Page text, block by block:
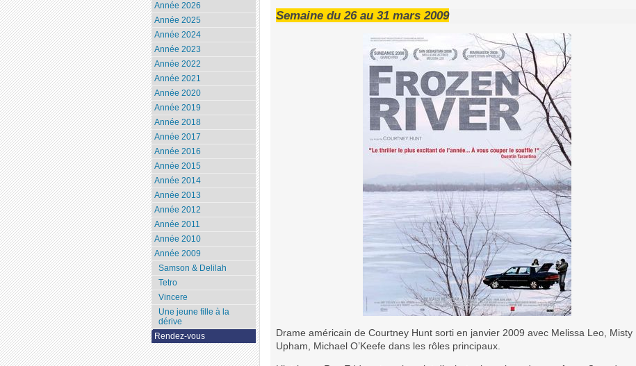
Semaine du 26 au 31 mars 2009
Drame américain de Courtney Hunt sorti en janvier 2009 avec Melissa Leo, Misty
Upham, Michael O’Keefe dans les rôles principaux.
Année 2026
Année 2025
Année 2024
Année 2023
Année 2022
Année 2021
Année 2020
Année 2019
Année 2018
Année 2017
Année 2016
Année 2015
Année 2014
Année 2013
Année 2012
Année 2011
Année 2010
Année 2009
Samson & Delilah
Tetro
Vincere
Une jeune fille à la
dérive
Rendez-vous